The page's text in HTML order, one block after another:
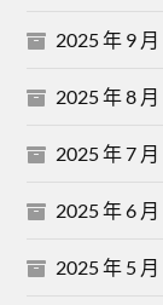
2025 年 9 月
2025 年 8 月
2025 年 7 月
2025 年 6 月
2025 年 5 月